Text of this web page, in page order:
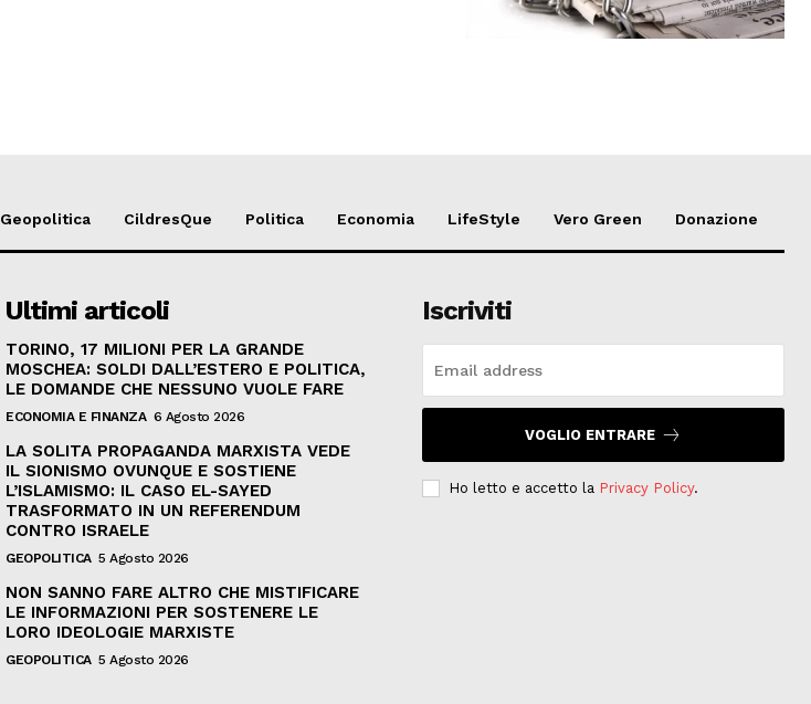
Geopolitica CildresQue Politica Economia LifeStyle Vero Green Donazione
Ultimi articoli
TORINO, 17 MILIONI PER LA GRANDE
MOSCHEA: SOLDI DALL’ESTERO E POLITICA,
LE DOMANDE CHE NESSUNO VUOLE FARE
ECONOMIA E FINANZA 6 Agosto 2026
LA SOLITA PROPAGANDA MARXISTA VEDE
IL SIONISMO OVUNQUE E SOSTIENE
L’ISLAMISMO: IL CASO EL-SAYED
TRASFORMATO IN UN REFERENDUM
CONTRO ISRAELE
GEOPOLITICA 5 Agosto 2026
NON SANNO FARE ALTRO CHE MISTIFICARE
LE INFORMAZIONI PER SOSTENERE LE
LORO IDEOLOGIE MARXISTE
GEOPOLITICA 5 Agosto 2026
Iscriviti
VOGLIO ENTRARE
Ho letto e accetto la Privacy Policy.